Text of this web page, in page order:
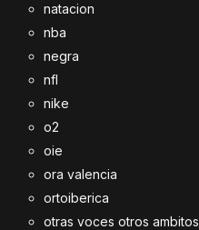
natacion
nba
negra
nfl
nike
o2
oie
ora valencia
ortoiberica
otras voces otros ambitos